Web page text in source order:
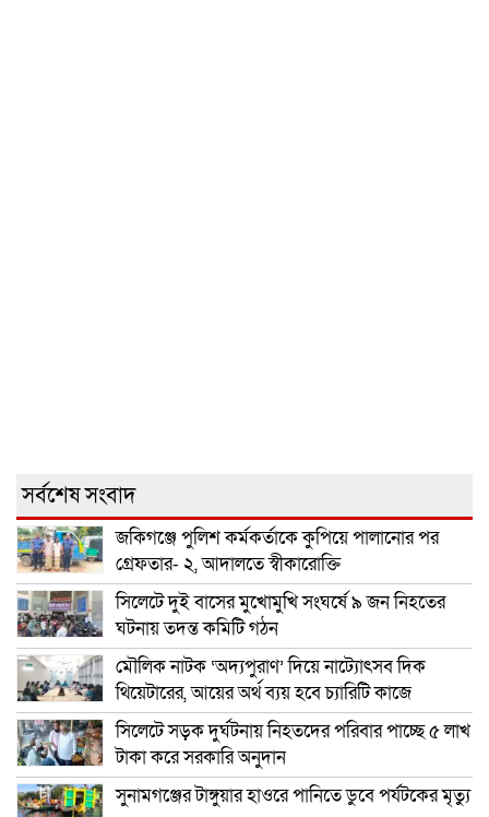
সর্বশেষ সংবাদ
জকিগঞ্জে পুলিশ কর্মকর্তাকে কুপিয়ে পালানোর পর
গ্রেফতার- ২, আদালতে স্বীকারোক্তি
সিলেটে দুই বাসের মুখোমুখি সংঘর্ষে ৯ জন নিহতের
ঘটনায় তদন্ত কমিটি গঠন
মৌলিক নাটক ‘অদ্যপুরাণ’ দিয়ে নাট্যোৎসব দিক
থিয়েটারের, আয়ের অর্থ ব্যয় হবে চ্যারিটি কাজে
সিলেটে সড়ক দুর্ঘটনায় নিহতদের পরিবার পাচ্ছে ৫ লাখ
টাকা করে সরকারি অনুদান
সুনামগঞ্জের টাঙ্গুয়ার হাওরে পানিতে ডুবে পর্যটকের মৃত্যু